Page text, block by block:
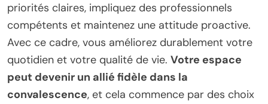
priorités claires, impliquez des professionnels
compétents et maintenez une attitude proactive.
Avec ce cadre, vous améliorez durablement votre
quotidien et votre qualité de vie. Votre espace
peut devenir un allié fidèle dans la
convalescence, et cela commence par des choix